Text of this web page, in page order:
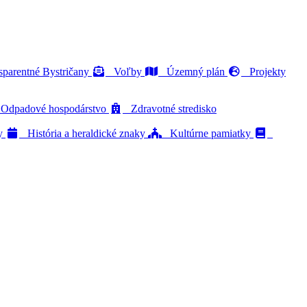
Bystričany Voľby Územný plán Projekty
hospodárstvo Zdravotné stredisko
História a heraldické znaky Kultúrne pamiatky